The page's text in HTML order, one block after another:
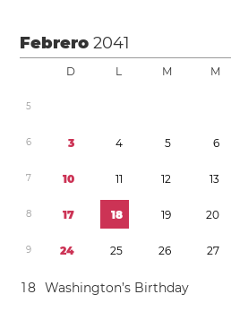
Febrero2041
D L M M
5
6 3 4 5 6
7 10 11 12 13
8 17 18 19 20
9 24 25 26 27
18 Washington’s Birthday